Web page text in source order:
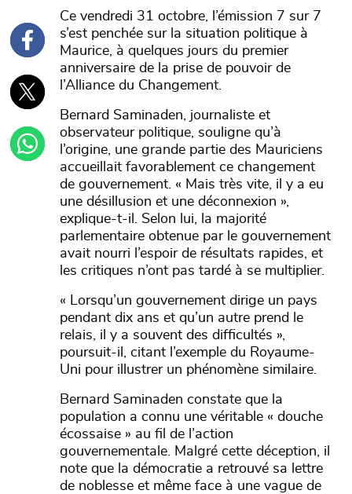
Ce vendredi 31 octobre, l’émission 7 sur 7
s’est penchée sur la situation politique à
Maurice, à quelques jours du premier
anniversaire de la prise de pouvoir de
l’Alliance du Changement.
Bernard Saminaden, journaliste et
observateur politique, souligne qu’à
l’origine, une grande partie des Mauriciens
accueillait favorablement ce changement
de gouvernement. « Mais très vite, il y a eu
une désillusion et une déconnexion »,
explique-t-il. Selon lui, la majorité
parlementaire obtenue par le gouvernement
avait nourri l’espoir de résultats rapides, et
les critiques n’ont pas tardé à se multiplier.
« Lorsqu’un gouvernement dirige un pays
pendant dix ans et qu’un autre prend le
relais, il y a souvent des difficultés »,
poursuit-il, citant l’exemple du Royaume-
Uni pour illustrer un phénomène similaire.
Bernard Saminaden constate que la
population a connu une véritable « douche
écossaise » au fil de l’action
gouvernementale. Malgré cette déception, il
note que la démocratie a retrouvé sa lettre
de noblesse et même face à une vague de